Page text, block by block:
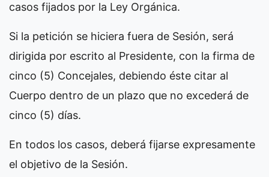
casos fijados por la Ley Orgánica.
Si la petición se hiciera fuera de Sesión, será
dirigida por escrito al Presidente, con la firma de
cinco (5) Concejales, debiendo éste citar al
Cuerpo dentro de un plazo que no excederá de
cinco (5) días.
En todos los casos, deberá fijarse expresamente
el objetivo de la Sesión.